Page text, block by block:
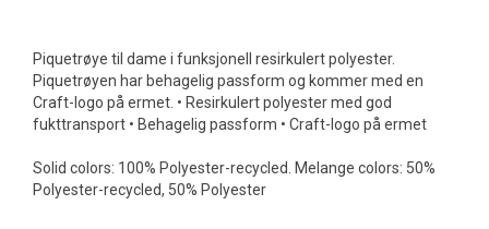
Piquetrøye til dame i funksjonell resirkulert polyester.
Piquetrøyen har behagelig passform og kommer med en
Craft-logo på ermet. • Resirkulert polyester med god
fukttransport • Behagelig passform • Craft-logo på ermet
Solid colors: 100% Polyester-recycled. Melange colors: 50%
Polyester-recycled, 50% Polyester